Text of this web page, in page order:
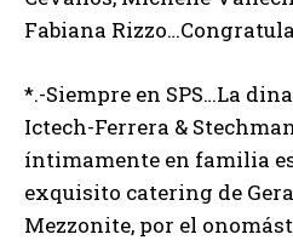
Fabiana
*.-Siempre en SPS…La
Ictech-Ferrera &
íntimamente en familia
exquisito catering de
Mezzonite, por el